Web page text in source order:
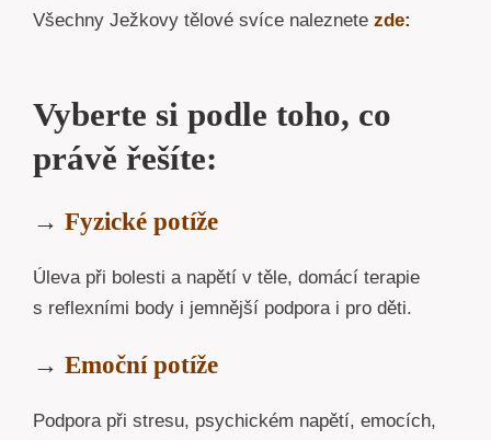
Všechny Ježkovy tělové svíce naleznete zde:
Vyberte si podle toho, co
právě řešíte:
→ Fyzické potíže
Úleva při bolesti a napětí v těle, domácí terapie
s reflexními body i jemnější podpora i pro děti.
→ Emoční potíže
Podpora při stresu, psychickém napětí, emocích,